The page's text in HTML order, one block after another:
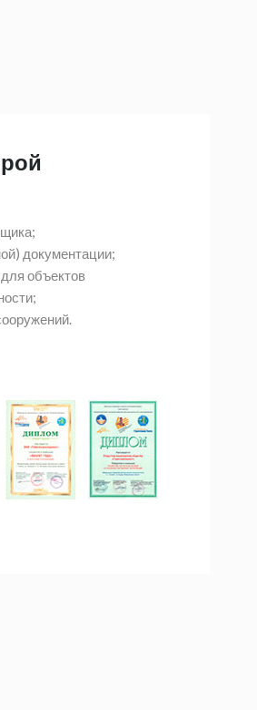
документации;
объектов